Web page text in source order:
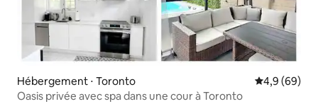
Hébergement ⋅ Toronto Évaluation
4,9 (69)
Oasis privée avec spa dans une cour à Toronto